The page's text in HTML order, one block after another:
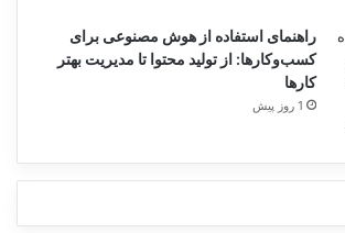
راهنمای استفاده از هوش مصنوعی برای
کسب‌وکارها: از تولید محتوا تا مدیریت بهتر
کارها
1 روز پیش